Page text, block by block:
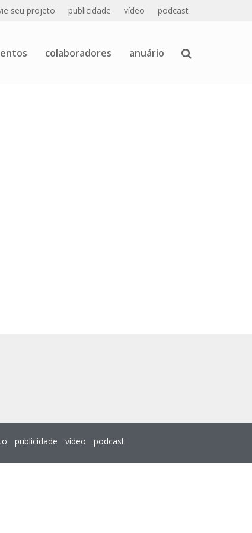
seu projeto publicidade vídeo podcast
colaboradores anuário
publicidade vídeo podcast